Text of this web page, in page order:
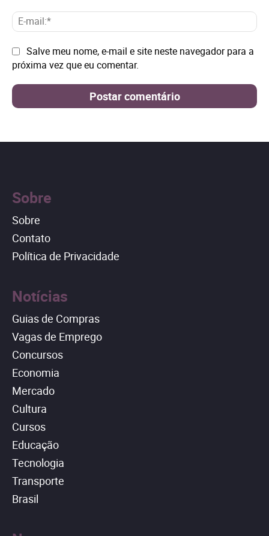
E-
Site: Salve meu nome, e-mail e site neste navegador para a
próxima vez que eu comentar.
Sobre
Sobre
Contato
Política de Privacidade
Notícias
Guias de Compras
Vagas de Emprego
Concursos
Economia
Mercado
Cultura
Cursos
Educação
Tecnologia
Transporte
Brasil